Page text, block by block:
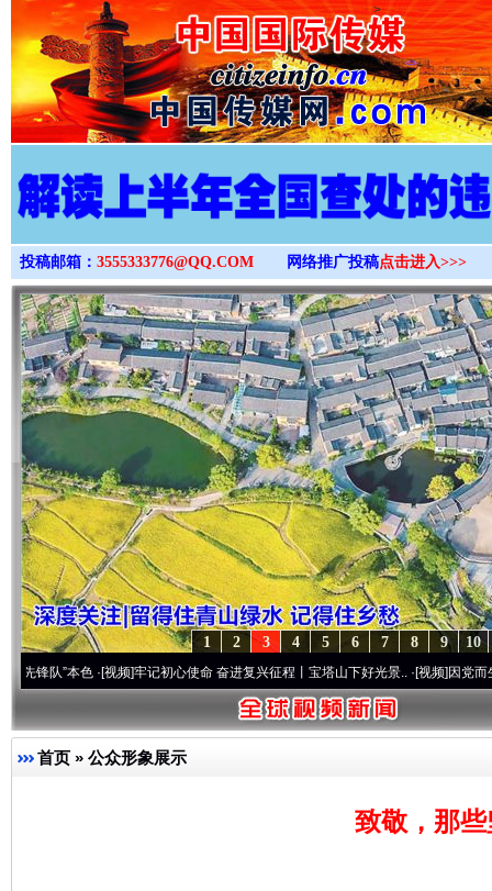
>
投稿邮箱： 3555333776@QQ.COM 网络推广投稿点击进入>>>
10
9
8
7
6
5
4
3
2
1
·[视频]牢记初心使命 奋进复兴征程丨宝塔山下好光景..·[视频]因党而生 为党而战——
首页 » 公众形象展示
致敬，那